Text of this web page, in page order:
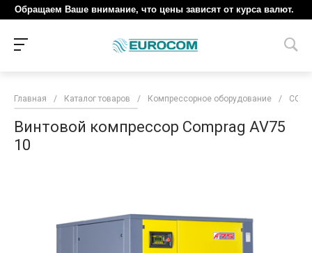
Обращаем Ваше внимание, что цены зависят от курса валют.
Главная / Каталог товаров / Компрессорное оборудование /
Винтовой компрессор Comprag AV75
10